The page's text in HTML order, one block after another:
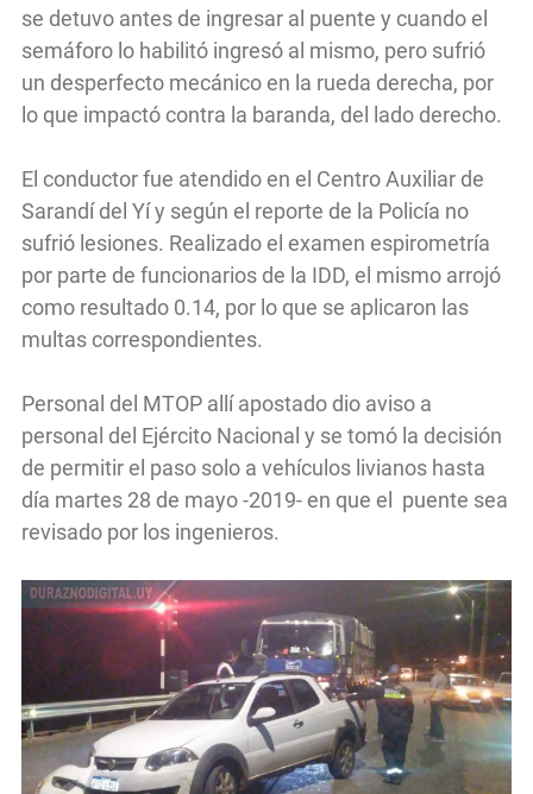
se detuvo antes de ingresar al puente y cuando el
semáforo lo habilitó ingresó al mismo, pero sufrió
un desperfecto mecánico en la rueda derecha, por
lo que impactó contra la baranda, del lado derecho.
El conductor fue atendido en el Centro Auxiliar de
Sarandí del Yí y según el reporte de la Policía no
sufrió lesiones. Realizado el examen espirometría
por parte de funcionarios de la IDD, el mismo arrojó
como resultado 0.14, por lo que se aplicaron las
multas correspondientes.
Personal del MTOP allí apostado dio aviso a
personal del Ejército Nacional y se tomó la decisión
de permitir el paso solo a vehículos livianos hasta
día martes 28 de mayo -2019- en que el puente sea
revisado por los ingenieros.